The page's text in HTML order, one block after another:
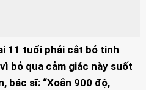
11 tuổi phải cắt bỏ tinh
bỏ qua cảm giác này suốt
bác sĩ: “Xoắn 900 độ,